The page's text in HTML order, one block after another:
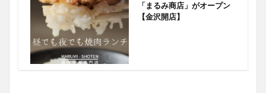
「まるみ商店」がオープン
【金沢開店】